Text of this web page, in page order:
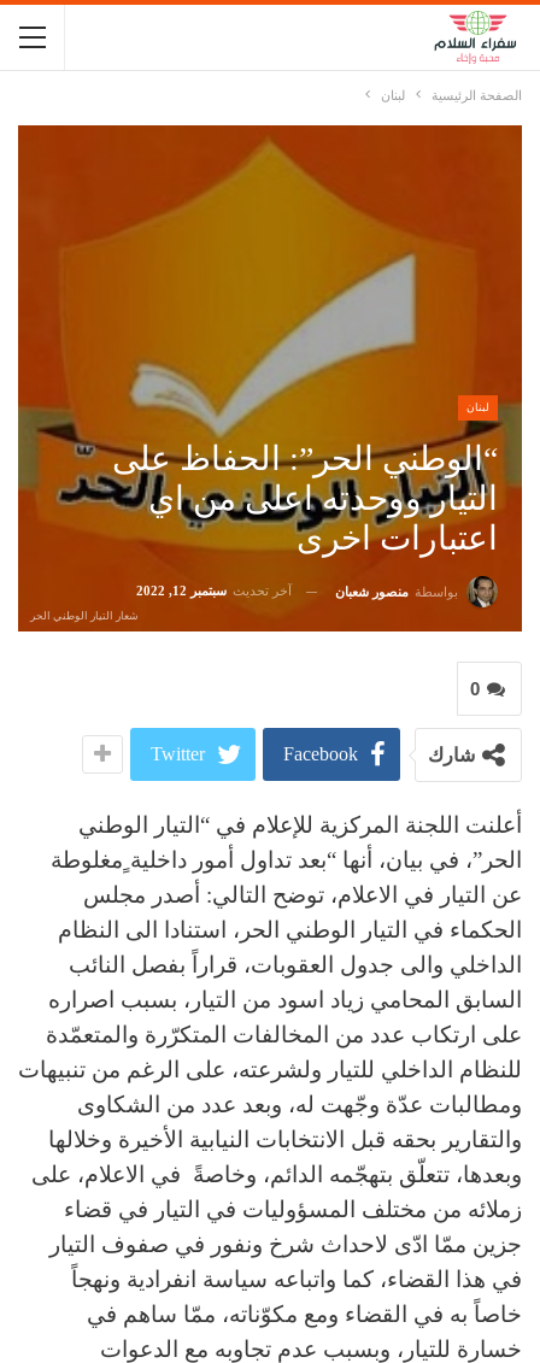
الصفحة الرئيسية لبنان
لبنان
“الوطني الحر”: الحفاظ على
التيار ووحدته اعلى من اي
اعتبارات اخرى
بواسطة منصور شعبان آخر تحديث سبتمبر 12, 2022
شعار التيار الوطني الحر
0
شارك Facebook
Twitter
أعلنت اللجنة المركزية للإعلام في “التيار الوطني
الحر”، في بيان، أنها “بعد تداول أمور داخلية ٍمغلوطة
عن التيار في الاعلام، توضح التالي: أصدر مجلس
الحكماء في التيار الوطني الحر، استنادا الى النظام
الداخلي والى جدول العقوبات، قراراً بفصل النائب
السابق المحامي زياد اسود من التيار، بسبب اصراره
على ارتكاب عدد من المخالفات المتكرّرة والمتعمّدة
للنظام الداخلي للتيار ولشرعته، على الرغم من تنبيهات
ومطالبات عدّة وجّهت له، وبعد عدد من الشكاوى
والتقارير بحقه قبل الانتخابات النيابية الأخيرة وخلالها
وبعدها، تتعلّق بتهجّمه الدائم، وخاصةً في الاعلام، على
زملائه من مختلف المسؤوليات في التيار في قضاء
جزين ممّا ادّى لاحداث شرخ ونفور في صفوف التيار
في هذا القضاء، كما واتباعه سياسة انفرادية ونهجاً
خاصاً به في القضاء ومع مكوّناته، ممّا ساهم في
خسارة للتيار، وبسبب عدم تجاوبه مع الدعوات